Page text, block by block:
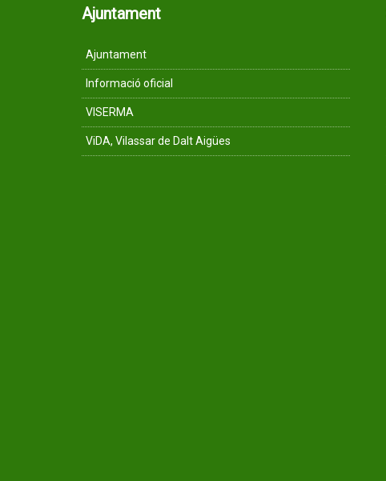
Ajuntament
Ajuntament
Informació oficial
VISERMA
ViDA, Vilassar de Dalt Aigües